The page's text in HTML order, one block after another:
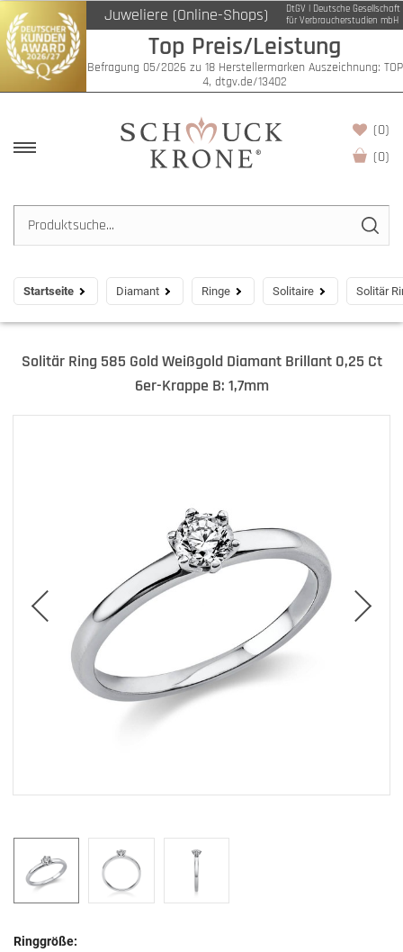
Juweliere (Online-Shops)
DtGV | Deutsche Gesellschaft
für Verbraucherstudien mbH
Top Preis/Leistung
Befragung 05/2026 zu 18 Herstellermarken Auszeichnung: TOP
4, dtgv.de/13402
(0)
(0)
Startseite Diamant Ringe Solitaire Solitär
Solitär Ring 585 Gold Weißgold Diamant Brillant 0,25 Ct
6er-Krappe B: 1,7mm
Ringgröße: